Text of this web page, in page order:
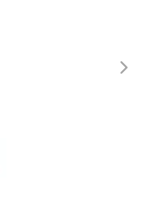
Next